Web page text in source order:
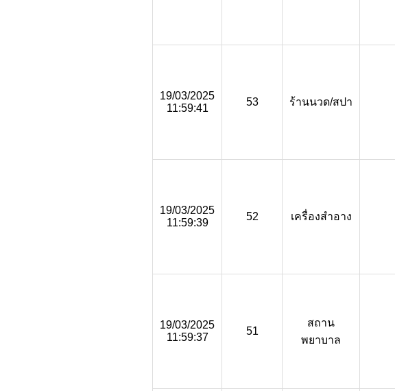
19/03/2025
11:59:41
53 ร้านนวด/สปา
19/03/2025
11:59:39
52 เครื่องสำอาง
19/03/2025
11:59:37
51
สถาน
พยาบาล